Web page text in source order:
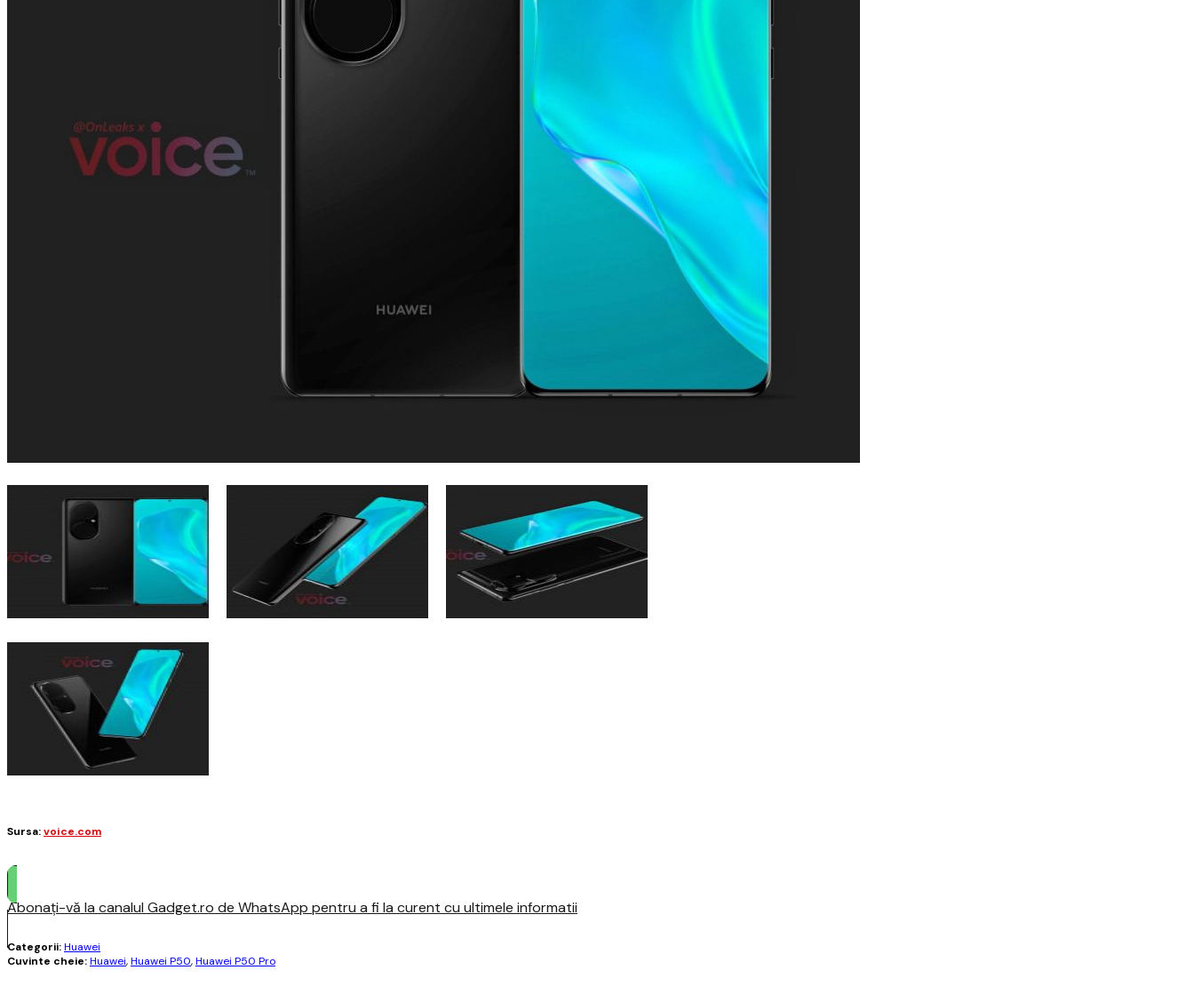
Sursa:voice.com
Abonați-vă la canalul Gadget.ro de WhatsApp pentru a fi la curent cu ultimele informatii
Categorii:Huawei
Cuvinte cheie:Huawei,Huawei P50,Huawei P50 Pro